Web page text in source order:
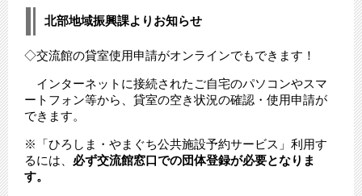
北部地域振興課よりお知らせ
◇交流館の貸室使用申請がオンラインでもできます！
インターネットに接続されたご自宅のパソコンやスマ
ートフォン等から、貸室の空き状況の確認・使用申請が
できます。
※「ひろしま・やまぐち公共施設予約サービス」利用す
るには、 必ず交流館窓口での団体登録が必要となりま
す。